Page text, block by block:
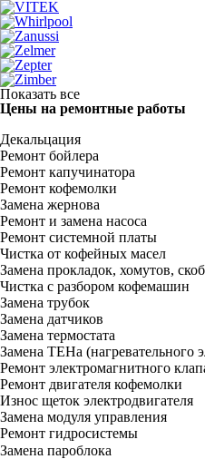
Показать все
Цены на ремонтные работы
Декальцация
Ремонт бойлера
Ремонт капучинатора
Ремонт кофемолки
Замена жернова
Ремонт и замена насоса
Ремонт системной платы
Чистка от кофейных масел
Замена прокладок, хомутов,
Чистка с разбором кофемашин
Замена трубок
Замена датчиков
Замена термостата
Замена ТЕНа (нагревательного
Ремонт электромагнитного
Ремонт двигателя кофемолки
Износ щеток электродвигателя
Замена модуля управления
Ремонт гидросистемы
Замена пароблока